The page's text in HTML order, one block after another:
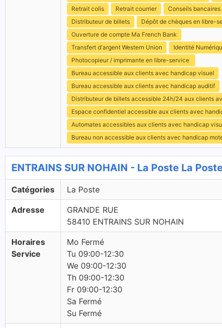
Retrait colis Retrait courrier
Conseils bancaires
Distributeur de billets
Dépôt de chèques en libre-
Ouverture de compte Ma French Bank
Transfert d'argent Western Union
Identité
Photocopieur / imprimante en libre-service
Bureau accessible aux clients avec handicap visuel
Bureau accessible aux clients avec handicap auditif
Distributeur de billets accessible 24h/24 aux clients
Espace confidentiel accessible aux clients avec
Automates accessibles aux clients avec handicap
Bureau non accessible aux clients avec handicap
ENTRAINS SUR NOHAIN - La Poste La
Catégories La Poste
Adresse
GRANDE RUE
58410 ENTRAINS SUR NOHAIN
Horaires
Service
Mo Fermé
Tu 09:00-12:30
We 09:00-12:30
Th 09:00-12:30
Fr 09:00-12:30
Sa Fermé
Su Fermé